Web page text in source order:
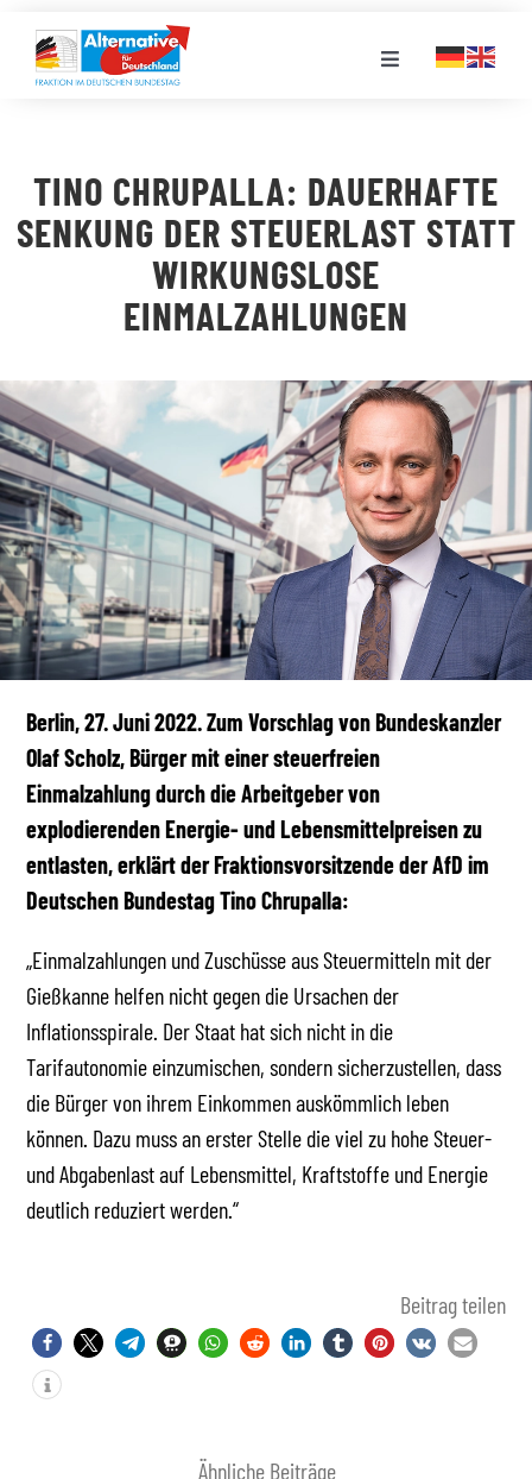
Inhalt
springen
Toggle
LANDESGRUPPEN
VERANSTALTUNGEN
STELLENPORTAL
MEDIATHEK
TINO CHRUPALLA: DAUERHAFTE
SENKUNG DER STEUERLAST STATT
WIRKUNGSLOSE
EINMALZAHLUNGEN
Berlin, 27. Juni 2022.Zum Vorschlag von Bundeskanzler
Olaf Scholz, Bürger mit einer steuerfreien
Einmalzahlung durch die Arbeitgeber von
explodierenden Energie- und Lebensmittelpreisen zu
entlasten, erklärt der Fraktionsvorsitzende der AfD im
Deutschen Bundestag Tino Chrupalla:
„Einmalzahlungen und Zuschüsse aus Steuermitteln mit der
Gießkanne helfen nicht gegen die Ursachen der
Inflationsspirale. Der Staat hat sich nicht in die
Tarifautonomie einzumischen, sondern sicherzustellen, dass
die Bürger von ihrem Einkommen auskömmlich leben
können. Dazu muss an erster Stelle die viel zu hohe Steuer-
und Abgabenlast auf Lebensmittel, Kraftstoffe und Energie
deutlich reduziert werden.“
Beitrag teilen
Ähnliche Beiträge